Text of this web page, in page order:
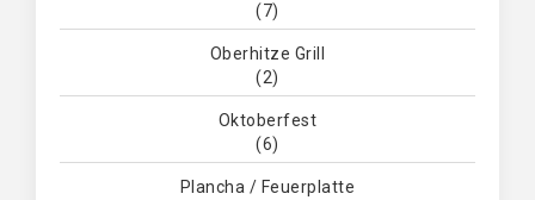
(7)
Oberhitze Grill
(2)
Oktoberfest
(6)
Plancha / Feuerplatte